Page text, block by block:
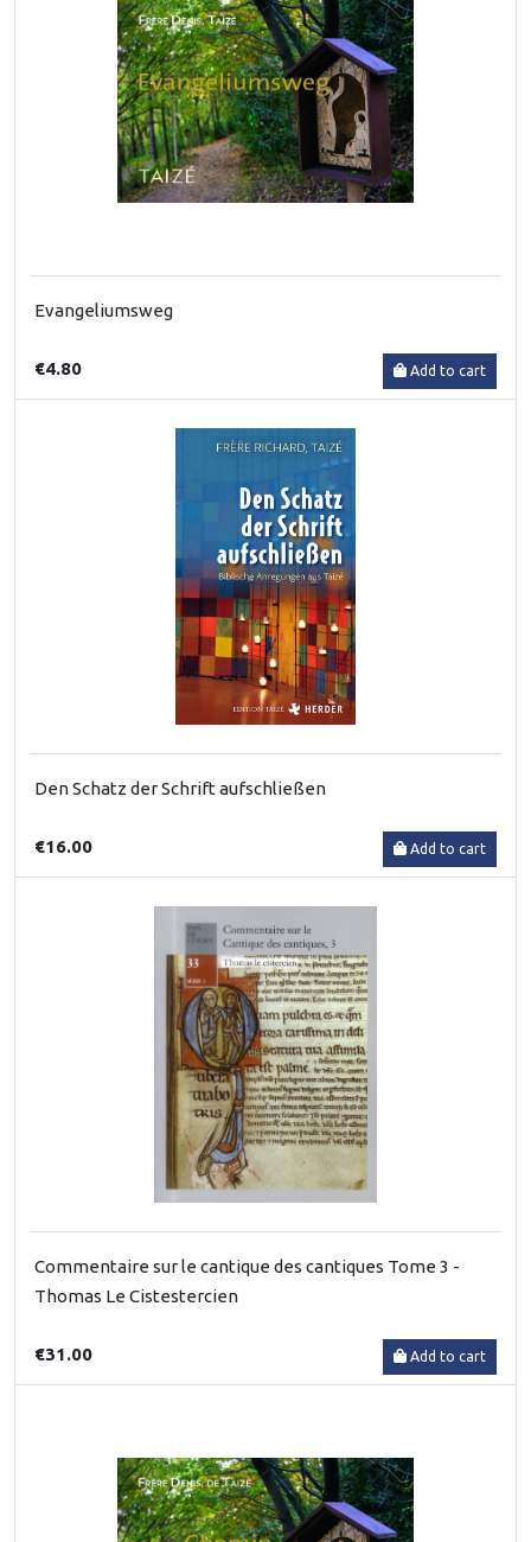
Evangeliumsweg
€4.80 Add to cart
Den Schatz der Schrift aufschließen
€16.00 Add to cart
Commentaire sur le cantique des cantiques Tome 3 -
Thomas Le Cistestercien
€31.00 Add to cart